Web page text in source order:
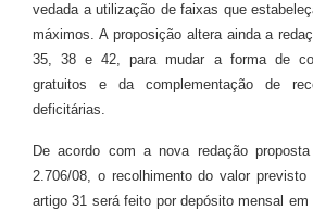
vedada a utilização de faixas que
máximos. A proposição altera ainda a
35, 38 e 42, para mudar a forma de
gratuitos e da complementação de
deficitárias.
De acordo com a nova redação
2.706/08, o recolhimento do valor previsto
artigo 31 será feito por depósito mensal